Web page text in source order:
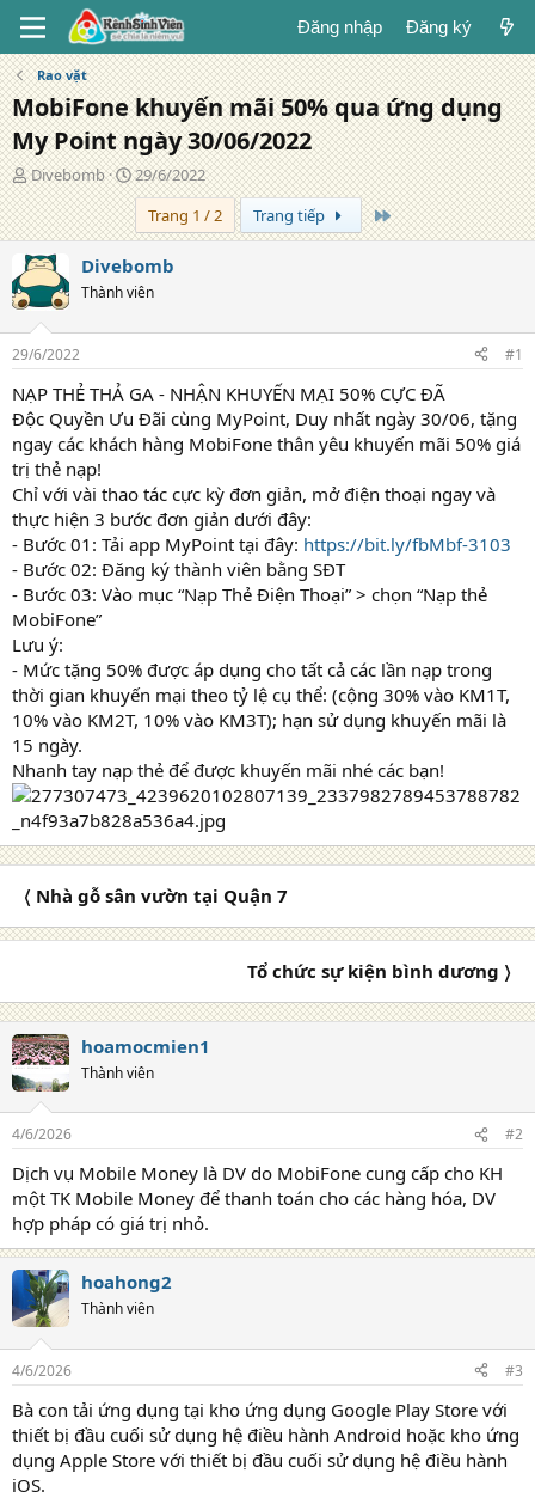
Đăng nhập Đăng ký
Rao vặt
MobiFone khuyến mãi 50% qua ứng dụng
My Point ngày 30/06/2022
T
á
c
g
i
ả
Divebomb
N
g
à
y
đ
ă
n
29/6/2022
Trang 1 / 2
Trang tiếp Trang cuối
Divebomb
Thành viên
29/6/2022 #1
NẠP THẺ THẢ GA - NHẬN KHUYẾN MẠI 50% CỰC ĐÃ
Độc Quyền Ưu Đãi cùng MyPoint, Duy nhất ngày 30/06, tặng
ngay các khách hàng MobiFone thân yêu khuyến mãi 50% giá
trị thẻ nạp!
Chỉ với vài thao tác cực kỳ đơn giản, mở điện thoại ngay và
thực hiện 3 bước đơn giản dưới đây:
- Bước 01: Tải app MyPoint tại đây: https://bit.ly/fbMbf-3103
- Bước 02: Đăng ký thành viên bằng SĐT
- Bước 03: Vào mục “Nạp Thẻ Điện Thoại” > chọn “Nạp thẻ
MobiFone”
Lưu ý:
- Mức tặng 50% được áp dụng cho tất cả các lần nạp trong
thời gian khuyến mại theo tỷ lệ cụ thể: (cộng 30% vào KM1T,
10% vào KM2T, 10% vào KM3T); hạn sử dụng khuyến mãi là
15 ngày.
Nhanh tay nạp thẻ để được khuyến mãi nhé các bạn!
〈 Nhà gỗ sân vườn tại Quận 7
Tổ chức sự kiện bình dương 〉
hoamocmien1
Thành viên
4/6/2026 #2
Dịch vụ Mobile Money là DV do MobiFone cung cấp cho KH
một TK Mobile Money để thanh toán cho các hàng hóa, DV
hợp pháp có giá trị nhỏ.
hoahong2
Thành viên
4/6/2026 #3
Bà con tải ứng dụng tại kho ứng dụng Google Play Store với
thiết bị đầu cuối sử dụng hệ điều hành Android hoặc kho ứng
dụng Apple Store với thiết bị đầu cuối sử dụng hệ điều hành
iOS.